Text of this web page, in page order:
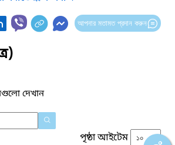
আপনার মতামত প্রদান করুন
দেখান
পৃষ্ঠা আইটেম